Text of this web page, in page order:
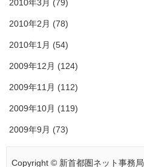
2010年3月 (79)
2010年2月 (78)
2010年1月 (54)
2009年12月 (124)
2009年11月 (112)
2009年10月 (119)
2009年9月 (73)
Copyright © 新首都圏ネット事務局